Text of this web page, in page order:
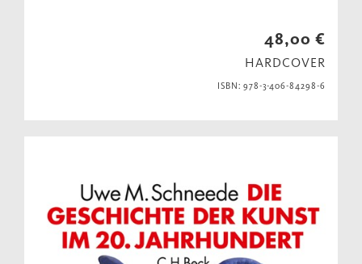
48,00 €
HARDCOVER
ISBN: 978-3-406-84298-6